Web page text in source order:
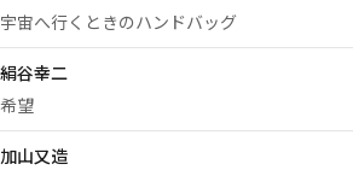
宇宙へ行くときのハンドバッグ
絹谷幸二
希望
加山又造